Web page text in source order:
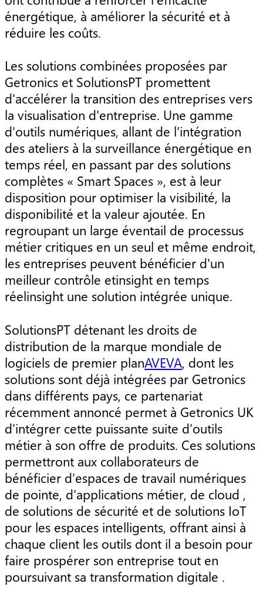
énergétique, à améliorer la sécurité et à
réduire les coûts.
Les solutions combinées proposées par
Getronics et SolutionsPT promettent
d'accélérer la transition des entreprises vers
la visualisation d'entreprise. Une gamme
d'outils numériques, allant de l'intégration
des ateliers à la surveillance énergétique en
temps réel, en passant par des solutions
complètes « Smart Spaces », est à leur
disposition pour optimiser la visibilité, la
disponibilité et la valeur ajoutée. En
regroupant un large éventail de processus
métier critiques en un seul et même endroit,
les entreprises peuvent bénéficier d'un
meilleur contrôle etinsight en temps
réelinsight une solution intégrée unique.
SolutionsPT détenant les droits de
distribution de la marque mondiale de
logiciels de premier planAVEVA, dont les
solutions sont déjà intégrées par Getronics
dans différents pays, ce partenariat
récemment annoncé permet à Getronics UK
d’intégrer cette puissante suite d’outils
métier à son offre de produits. Ces solutions
permettront aux collaborateurs de
bénéficier d’espaces de travail numériques
de pointe, d’applications métier, de cloud ,
de solutions de sécurité et de solutions IoT
pour les espaces intelligents, offrant ainsi à
chaque client les outils dont il a besoin pour
faire prospérer son entreprise tout en
poursuivant sa transformation digitale .